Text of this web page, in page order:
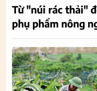
Từ "núi rác thải"
phụ phẩm nông